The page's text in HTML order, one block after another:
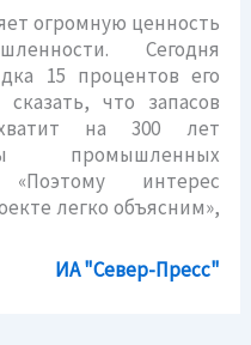
огромную ценность
Сегодня
15 процентов его
что запасов
на 300 лет
промышленных
интерес
легко объясним»,
ИА "Север-Пресс"